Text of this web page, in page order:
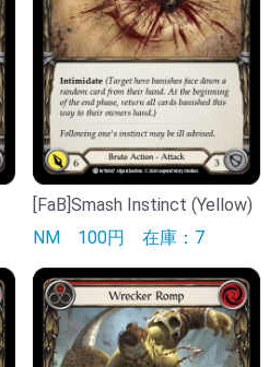
[FaB]Smash Instinct (Yellow)
NM 100円 在庫：7